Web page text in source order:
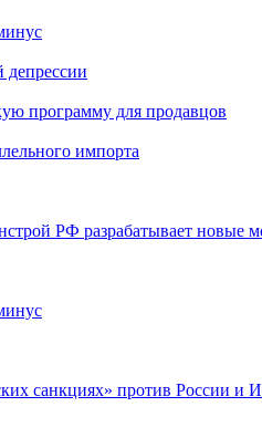
депрессии
программу для продавцов
импорта
РФ разрабатывает новые
санкциях» против России и